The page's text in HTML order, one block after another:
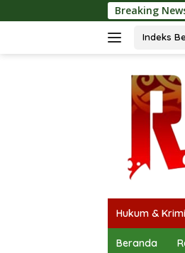
ke
Breaking
Indeks
Hukum &
Beranda